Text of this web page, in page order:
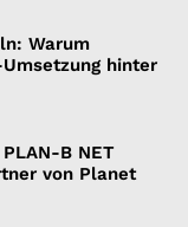
Warum
hinter
B NET
von Planet